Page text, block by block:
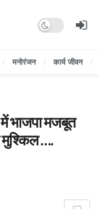
Dark mode
मनोरंजन कार्य जीवन
भाजपा मजबूत
मुश्किल ….